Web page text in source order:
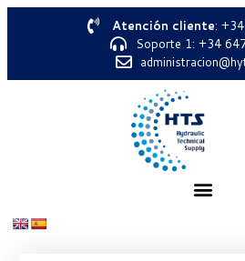
Atención cliente:
Soporte 1: +34